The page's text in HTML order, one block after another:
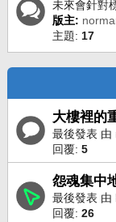
未來會針對
版主:
主題: 17
大樓裡的
最後發表 由
回覆: 5
怨魂集中
最後發表 由
回覆: 26